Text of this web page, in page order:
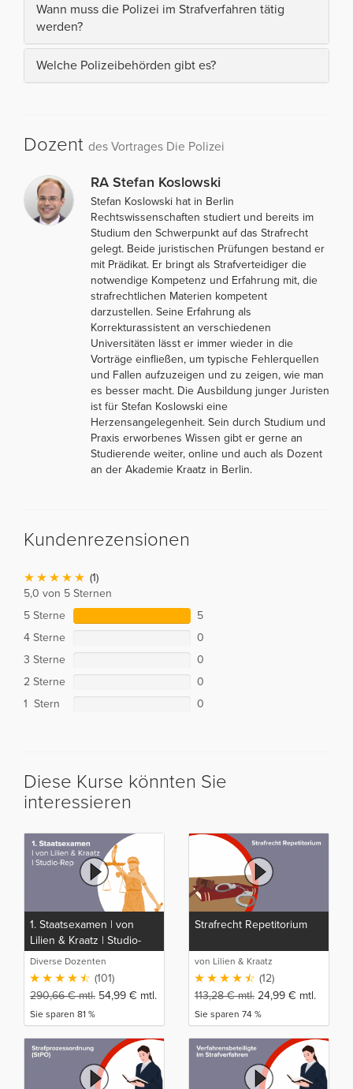
Wann muss die Polizei im Strafverfahren tätig
werden?
Welche Polizeibehörden gibt es?
Dozent des Vortrages Die Polizei
RA Stefan Koslowski
Stefan Koslowski hat in Berlin
Rechtswissenschaften studiert und bereits im
Studium den Schwerpunkt auf das Strafrecht
gelegt. Beide juristischen Prüfungen bestand er
mit Prädikat. Er bringt als Strafverteidiger die
notwendige Kompetenz und Erfahrung mit, die
strafrechtlichen Materien kompetent
darzustellen. Seine Erfahrung als
Korrekturassistent an verschiedenen
Universitäten lässt er immer wieder in die
Vorträge einfließen, um typische Fehlerquellen
und Fallen aufzuzeigen und zu zeigen, wie man
es besser macht. Die Ausbildung junger Juristen
ist für Stefan Koslowski eine
Herzensangelegenheit. Sein durch Studium und
Praxis erworbenes Wissen gibt er gerne an
Studierende weiter, online und auch als Dozent
an der Akademie Kraatz in Berlin.
Kundenrezensionen
(1)
5,0 von 5 Sternen
5 Sterne
5
4 Sterne
0
3 Sterne
0
2 Sterne
0
1 Stern
0
Diese Kurse könnten Sie
interessieren
1. Staatsexamen | von
Lilien & Kraatz | Studio-
Rep
Diverse Dozenten
(101)
290,66€mtl. 54,99 € mtl.
Sie sparen 81 %
Strafrecht Repetitorium
von Lilien & Kraatz
(12)
113,28€mtl. 24,99 € mtl.
Sie sparen 74 %